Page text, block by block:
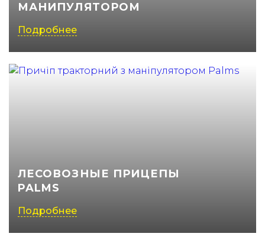
МАНИПУЛЯТОРОМ
Подробнее
ЛЕСОВОЗНЫЕ ПРИЦЕПЫ
PALMS
Подробнее